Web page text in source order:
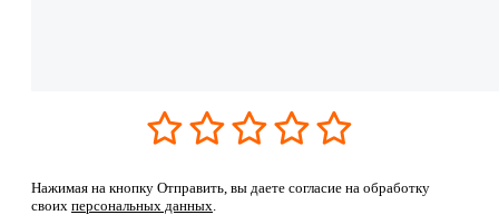
Нажимая на кнопку Отправить, вы даете согласие на обработку
своих персональных данных.